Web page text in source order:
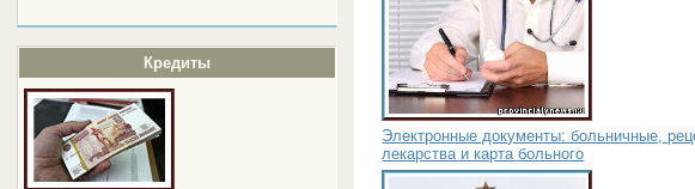
Кредиты
Электронные документы: больничные,
лекарства и карта больного